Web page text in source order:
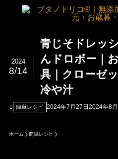
青じそドレッ
んドロボー｜
具｜クローゼ
冷や汁
2024
8/14
簡単レシピ 2024年7月27日 2024年8
ホーム 簡単レシピ